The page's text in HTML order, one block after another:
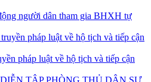
người dân tham gia BHXH tự
pháp luật về hộ tịch và tiếp cận